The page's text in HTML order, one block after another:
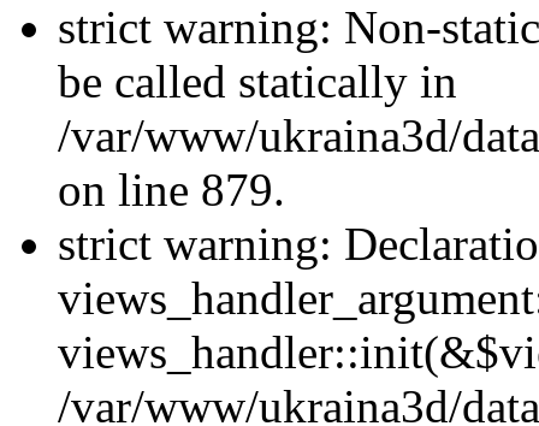
strict warning: Non-
be called statically in
/var/www/ukraina3d/
on line 879.
strict warning:
/var/www/ukraina3d/